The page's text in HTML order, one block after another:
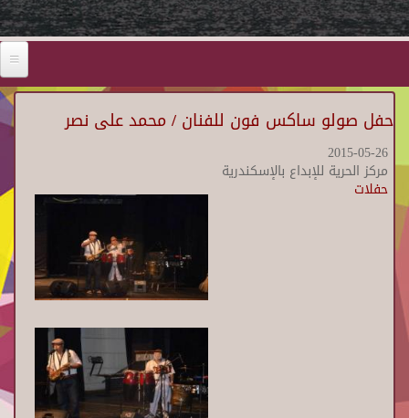
حفل صولو ساكس فون للفنان / محمد على نصر
2015-05-26
مركز الحرية للإبداع بالإسكندرية
حفلات